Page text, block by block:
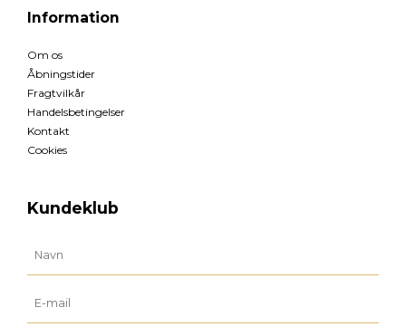
Information
Om os
Åbningstider
Fragtvilkår
Handelsbetingelser
Kontakt
Cookies
Kundeklub